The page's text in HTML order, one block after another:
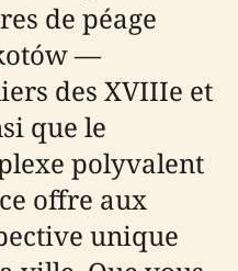
de péage
—
des XVIIIe et
que le
polyvalent
offre aux
unique